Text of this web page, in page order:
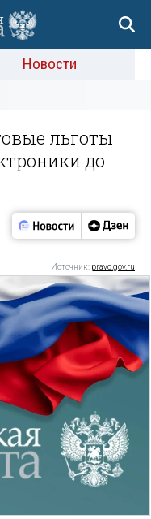
Новости
льготы
до
Источник: pravo.gov.ru